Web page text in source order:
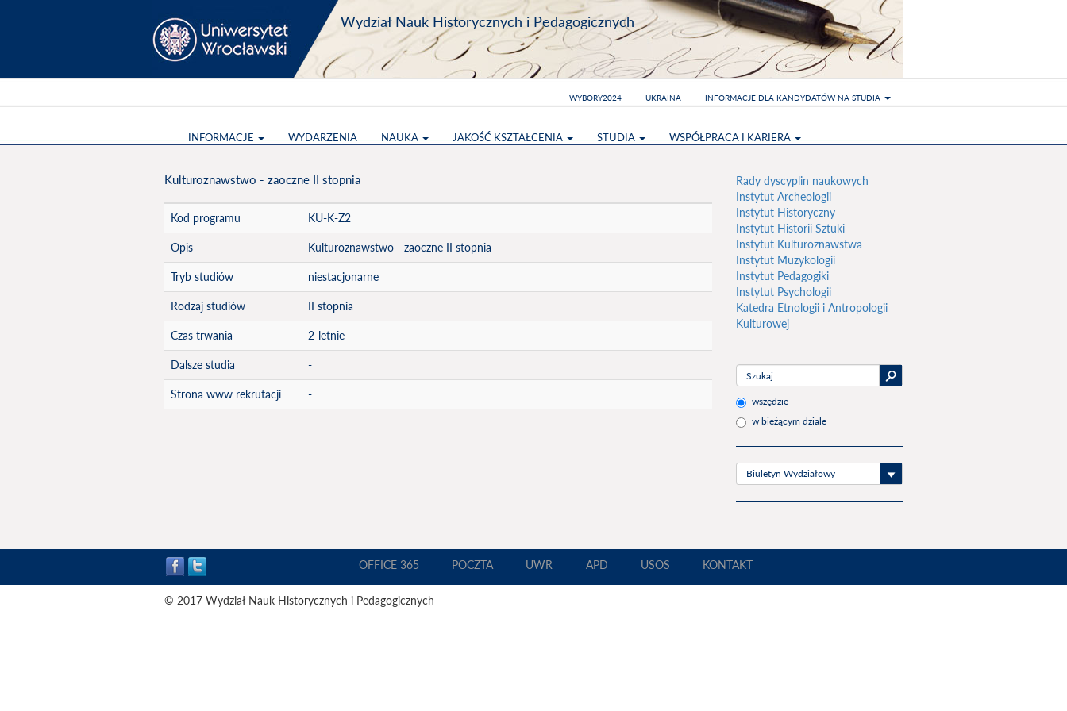
Wydział Nauk Historycznych i Pedagogicznych
INFORMACJE WYDARZENIA NAUKA JAKOŚĆ KSZTAŁCENIA STUDIA WSPÓŁPRACA I KARIERA
WYBORY2024 UKRAINA INFORMACJE DLA KANDYDATÓW NA STUDIA
Kulturoznawstwo - zaoczne II stopnia
Kod programu KU-K-Z2
Opis Kulturoznawstwo - zaoczne II stopnia
Tryb studiów niestacjonarne
Rodzaj studiów II stopnia
Czas trwania 2-letnie
Dalsze studia -
Strona www rekrutacji -
Rady dyscyplin naukowych
Instytut Archeologii
Instytut Historyczny
Instytut Historii Sztuki
Instytut Kulturoznawstwa
Instytut Muzykologii
Instytut Pedagogiki
Instytut Psychologii
Katedra Etnologii i Antropologii
Kulturowej
wszędzie
w bieżącym dziale
Biuletyn Wydziałowy
OFFICE 365 POCZTA UWR APD USOS KONTAKT
© 2017 Wydział Nauk Historycznych i Pedagogicznych